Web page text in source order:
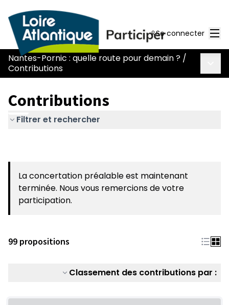
Se connecter
Nantes-Pornic : quelle route pour demain ? /
Contributions
Contributions
Filtrer et rechercher
La concertation préalable est maintenant
terminée. Nous vous remercions de votre
participation.
99 propositions
Classement des contributions par :